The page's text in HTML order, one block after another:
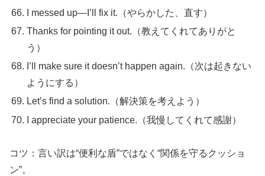
I messed up—I’ll fix it.（やらかした、直す）
Thanks for pointing it out.（教えてくれてありがと
う）
I’ll make sure it doesn’t happen again.（次は起きない
ようにする）
Let’s find a solution.（解決策を考えよう）
I appreciate your patience.（我慢してくれて感謝）
コツ：言い訳は“便利な盾”ではなく“関係を守るクッショ
ン”。